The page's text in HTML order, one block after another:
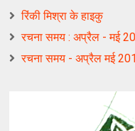
रिंकी मिश्रा के हाइकु
रचना समय : अप्रैल - मई
रचना समय - अप्रैल मई